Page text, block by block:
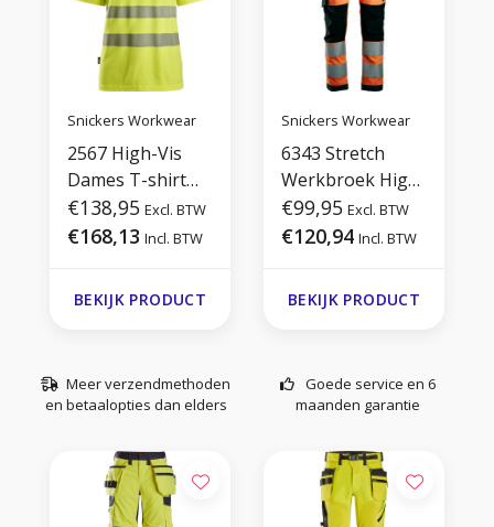
Snickers Workwear
2567 High-Vis
Dames T-shirt
met Korte
Mouwen
€138,95 Excl. BTW
€168,13 Incl. BTW
BEKIJK PRODUCT
Snickers Workwear
6343 Stretch
Werkbroek High-
Vis Klasse 2
€99,95 Excl. BTW
€120,94 Incl. BTW
BEKIJK PRODUCT
Meer verzendmethoden
en betaalopties dan elders
Goede service en 6
maanden garantie